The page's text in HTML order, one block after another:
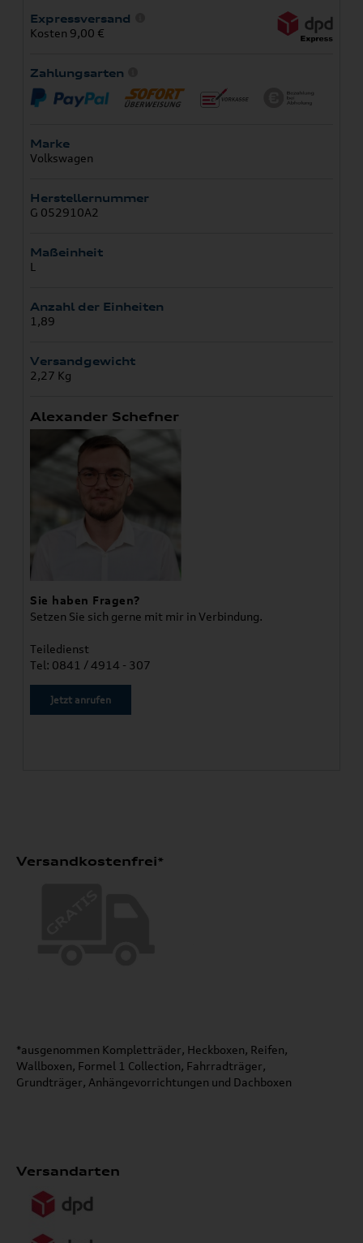
Expressversand
Kosten 9,00 €
Zahlungsarten
Marke
Volkswagen
Herstellernummer
G 052910A2
Maßeinheit
L
Anzahl der Einheiten
1,89
Versandgewicht
2,27 Kg
Alexander Schefner
Sie haben Fragen?
Setzen Sie sich gerne mit mir in Verbindung.
Teiledienst
Tel: 0841 / 4914 - 307
Jetzt anrufen
Versandkostenfrei*
*ausgenommen Kompletträder, Heckboxen, Reifen,
Wallboxen, Formel 1 Collection, Fahrradträger,
Grundträger, Anhängevorrichtungen und Dachboxen
Versandarten